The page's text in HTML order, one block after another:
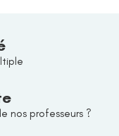
nos professeurs ?